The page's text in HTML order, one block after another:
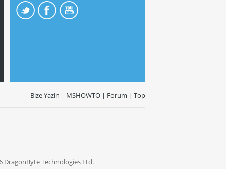
Bize Yazin | MSHOWTO | Forum | Top
DragonByte Technologies Ltd.